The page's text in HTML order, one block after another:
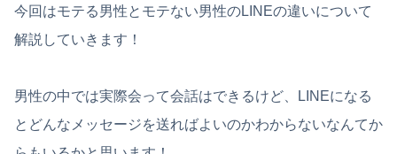
今回はモテる男性とモテない男性のLINEの違いについて
解説していきます！
男性の中では実際会って会話はできるけど、LINEになる
とどんなメッセージを送ればよいのかわからないなんてか